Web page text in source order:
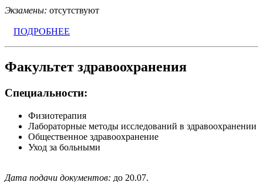
Экзамены: отсутствуют
ПОДРОБНЕЕ
Факультет здравоохранения
Специальности:
Физиотерапия
Лабораторные методы исследований в здравоохранении
Общественное здравоохранение
Уход за больными
Дата подачи документов: до 20.07.